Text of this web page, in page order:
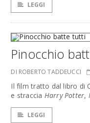
LEGGI
Pinocchio
DI ROBERTO TADDEUCCI
Il film tratto dal libro di
e straccia Harry Potter,
LEGGI